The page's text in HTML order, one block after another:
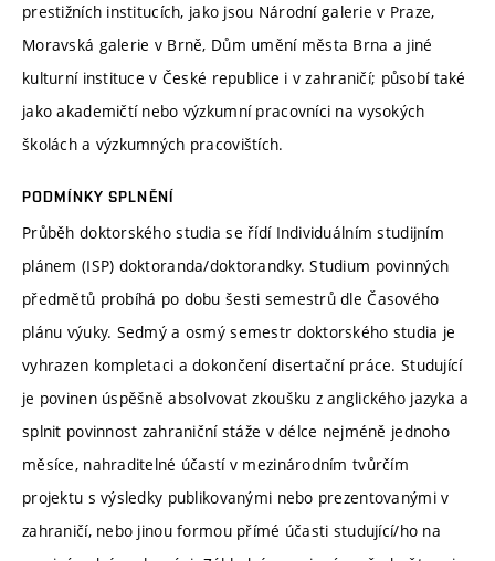
prestižních institucích, jako jsou Národní galerie v Praze,
Moravská galerie v Brně, Dům umění města Brna a jiné
kulturní instituce v České republice i v zahraničí; působí také
jako akademičtí nebo výzkumní pracovníci na vysokých
školách a výzkumných pracovištích.
PODMÍNKY SPLNĚNÍ
Průběh doktorského studia se řídí Individuálním studijním
plánem (ISP) doktoranda/doktorandky. Studium povinných
předmětů probíhá po dobu šesti semestrů dle Časového
plánu výuky. Sedmý a osmý semestr doktorského studia je
vyhrazen kompletaci a dokončení disertační práce. Studující
je povinen úspěšně absolvovat zkoušku z anglického jazyka a
splnit povinnost zahraniční stáže v délce nejméně jednoho
měsíce, nahraditelné účastí v mezinárodním tvůrčím
projektu s výsledky publikovanými nebo prezentovanými v
zahraničí, nebo jinou formou přímé účasti studující/ho na